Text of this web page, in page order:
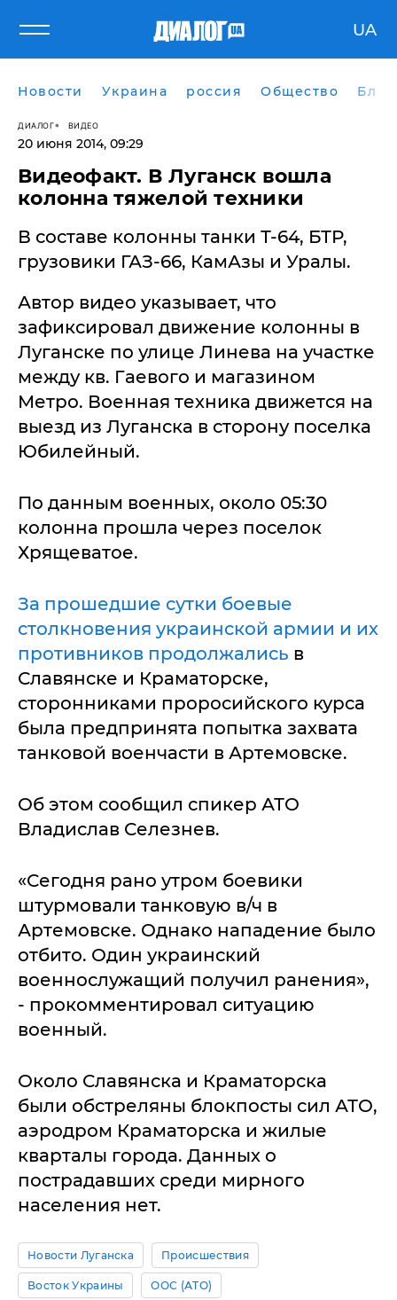
UA
Новости Украина россия Общество
ДИАЛОГ ВИДЕО
20 июня 2014, 09:29
​Видеофакт. В Луганск вошла
колонна тяжелой техники
В составе колонны танки Т-64, БТР,
грузовики ГАЗ-66, КамАзы и Уралы.
Автор видео указывает, что
зафиксировал движение колонны в
Луганске по улице Линева на участке
между кв. Гаевого и магазином
Метро. Военная техника движется на
выезд из Луганска в сторону поселка
Юбилейный.
По данным военных, около 05:30
колонна прошла через поселок
Хрящеватое.
За прошедшие сутки боевые
столкновения украинской армии и их
противников продолжались в
Славянске и Краматорске,
сторонниками проросийского курса
была предпринята попытка захвата
танковой военчасти в Артемовске.
Об этом сообщил спикер АТО
Владислав Селезнев.
«Сегодня рано утром боевики
штурмовали танковую в/ч в
Артемовске. Однако нападение было
отбито. Один украинский
военнослужащий получил ранения»,
- прокомментировал ситуацию
военный.
Около Славянска и Краматорска
были обстреляны блокпосты сил АТО,
аэродром Краматорска и жилые
кварталы города. Данных о
пострадавших среди мирного
населения нет.
Новости Луганска Происшествия
Восток Украины ООС (АТО)